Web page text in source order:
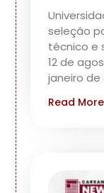
seleção
técnico e
12 de
janeiro de
Read